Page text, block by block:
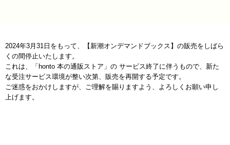
2024年3月31日をもって、【新潮オンデマンドブックス】の販売をしばら
くの間停止いたします。
これは、「honto 本の通販ストア」の サービス終了に伴うもので、新た
な受注サービス環境が整い次第、販売を再開する予定です。
ご迷惑をおかけしますが、ご理解を賜りますよう、よろしくお願い申し
上げます。